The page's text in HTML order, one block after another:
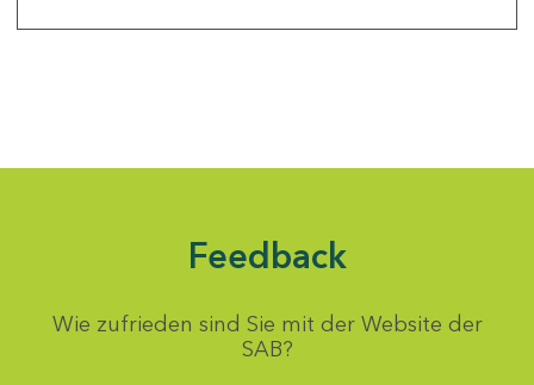
Feedback
Wie zufrieden sind Sie mit der Website der
SAB?